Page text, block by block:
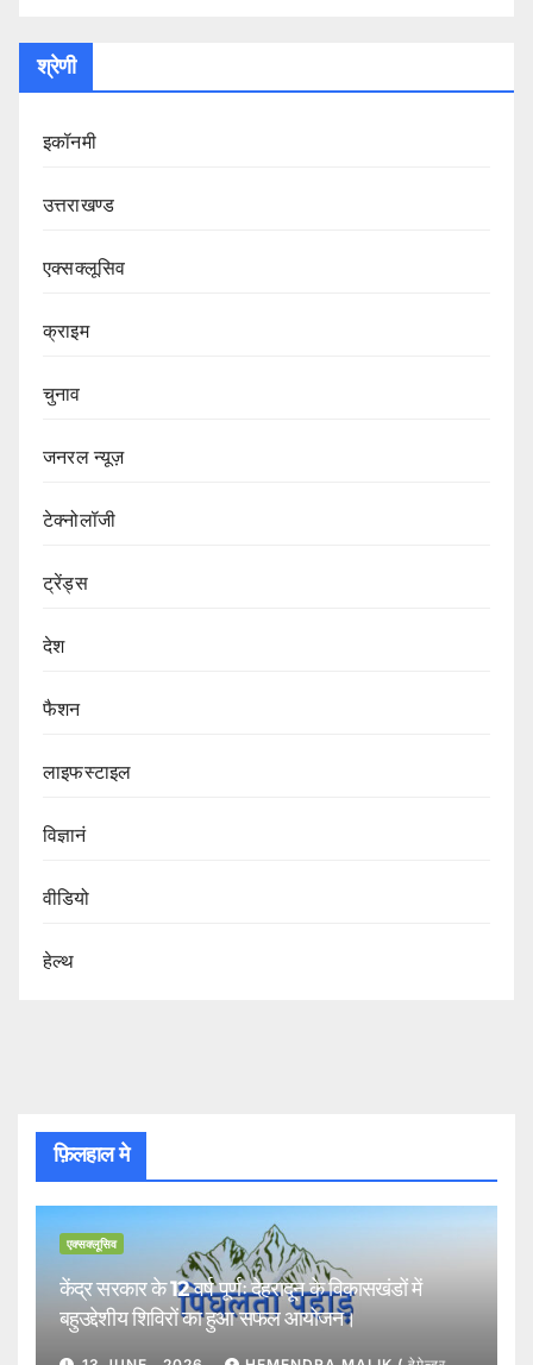
श्रेणी
इकॉनमी
उत्तराखण्ड
एक्सक्लूसिव
क्राइम
चुनाव
जनरल न्यूज़
टेक्नोलॉजी
ट्रेंड्स
देश
फैशन
लाइफस्टाइल
विज्ञानं
वीडियो
हेल्थ
फ़िलहाल मे
एक्सक्लूसिव
केंद्र सरकार के 12 वर्ष पूर्णः देहरादून के विकासखंडों में
बहुउद्देशीय शिविरों का हुआ सफल आयोजन।